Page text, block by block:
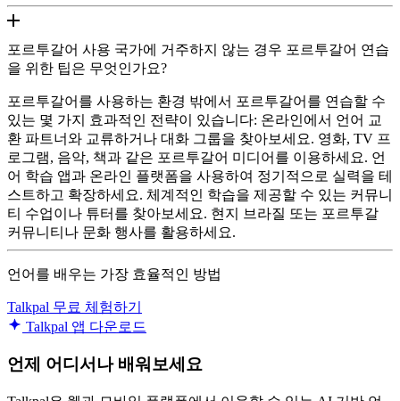
포르투갈어 사용 국가에 거주하지 않는 경우 포르투갈어 연습
을 위한 팁은 무엇인가요?
포르투갈어를 사용하는 환경 밖에서 포르투갈어를 연습할 수
있는 몇 가지 효과적인 전략이 있습니다: 온라인에서 언어 교
환 파트너와 교류하거나 대화 그룹을 찾아보세요. 영화, TV 프
로그램, 음악, 책과 같은 포르투갈어 미디어를 이용하세요. 언
어 학습 앱과 온라인 플랫폼을 사용하여 정기적으로 실력을 테
스트하고 확장하세요. 체계적인 학습을 제공할 수 있는 커뮤니
티 수업이나 튜터를 찾아보세요. 현지 브라질 또는 포르투갈
커뮤니티나 문화 행사를 활용하세요.
언어를 배우는 가장 효율적인 방법
Talkpal 무료 체험하기
Talkpal 앱 다운로드
언제 어디서나 배워보세요